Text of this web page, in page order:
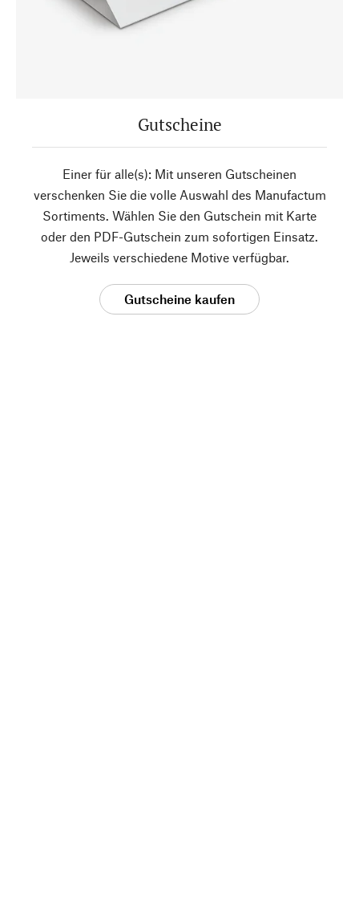
Gutscheine
Einer für alle(s): Mit unseren Gutscheinen
verschenken Sie die volle Auswahl des Manufactum
Sortiments. Wählen Sie den Gutschein mit Karte
oder den PDF-Gutschein zum sofortigen Einsatz.
Jeweils verschiedene Motive verfügbar.
Gutscheine kaufen